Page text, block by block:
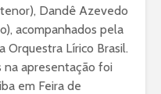
Dandê Azevedo
acompanhados pela
Orquestra Lírico Brasil.
na apresentação foi
em Feira de